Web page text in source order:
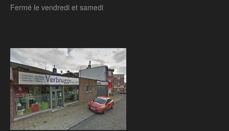
Fermé le vendredi et samedi